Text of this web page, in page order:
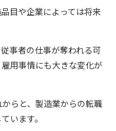
目や企業によっては将来
事者の仕事が奪われる可
用事情にも大きな変化が
らと、製造業からの転職
います。